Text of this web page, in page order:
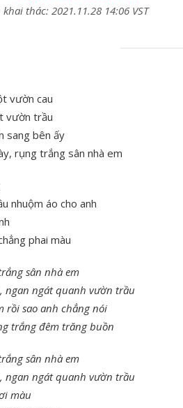
thác: 2021.11.28 14:06 VST
vườn cau
vườn trầu
sang bên ấy
rụng trắng sân nhà em
nhuộm áo cho anh
phai màu
sân nhà em
ngan ngát quanh vườn trầu
rồi sao anh chẳng nói
trắng đêm trăng buồn
sân nhà em
ngan ngát quanh vườn trầu
màu